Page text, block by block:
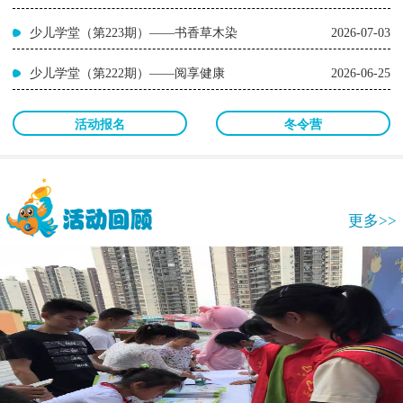
少儿学堂（第223期）——书香草木染 2026-07-03
少儿学堂（第222期）——阅享健康 2026-06-25
活动报名 冬令营
更多>>